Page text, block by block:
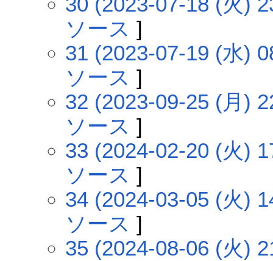
ソース ]
31 (2023-07-19 (水)
ソース ]
32 (2023-09-25 (月)
ソース ]
33 (2024-02-20 (火)
ソース ]
34 (2024-03-05 (火)
ソース ]
35 (2024-08-06 (火)